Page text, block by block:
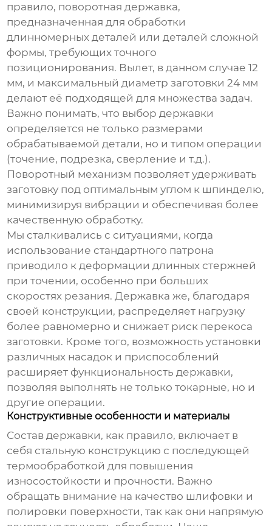
правило, поворотная державка,
предназначенная для обработки
длинномерных деталей или деталей сложной
формы, требующих точного
позиционирования. Вылет, в данном случае 12
мм, и максимальный диаметр заготовки 24 мм
делают её подходящей для множества задач.
Важно понимать, что выбордержавки
определяется не только размерами
обрабатываемой детали, но и типом операции
(точение, подрезка, сверление и т.д.).
Поворотный механизм позволяет удерживать
заготовку под оптимальным углом к шпинделю,
минимизируя вибрации и обеспечивая более
качественную обработку.
Мы сталкивались с ситуациями, когда
использование стандартного патрона
приводило к деформации длинных стержней
при точении, особенно при больших
скоростях резания. Державка же, благодаря
своей конструкции, распределяет нагрузку
более равномерно и снижает риск перекоса
заготовки. Кроме того, возможность установки
различных насадок и приспособлений
расширяет функциональностьдержавки,
позволяя выполнять не только токарные, но и
другие операции.
Конструктивные особенности и материалы
Состав державки, как правило, включает в
себя стальную конструкцию с последующей
термообработкой для повышения
износостойкости и прочности. Важно
обращать внимание на качество шлифовки и
полировки поверхности, так как они напрямую